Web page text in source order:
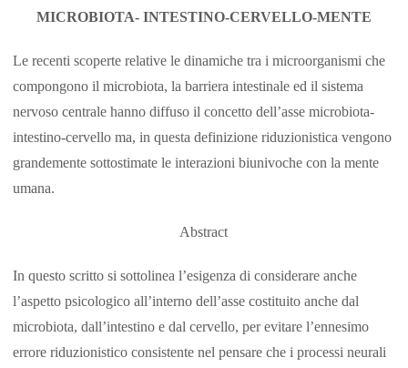
MICROBIOTA- INTESTINO-CERVELLO-MENTE
Le recenti scoperte relative le dinamiche tra i microorganismi che
compongono il microbiota, la barriera intestinale ed il sistema
nervoso centrale hanno diffuso il concetto dell’asse microbiota-
intestino-cervello ma, in questa definizione riduzionistica vengono
grandemente sottostimate le interazioni biunivoche con la mente
umana.
Abstract
In questo scritto si sottolinea l’esigenza di considerare anche
l’aspetto psicologico all’interno dell’asse costituito anche dal
microbiota, dall’intestino e dal cervello, per evitare l’ennesimo
errore riduzionistico consistente nel pensare che i processi neurali